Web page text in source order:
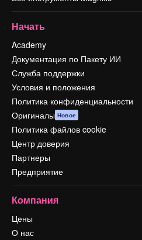
Начать
Academy
Документация по Пакету ИИ
Служба поддержки
Условия и положения
Политика конфиденциальности
Оригиналы Новое
Политика файлов cookie
Центр доверия
Партнеры
Предприятие
Компания
Цены
О нас